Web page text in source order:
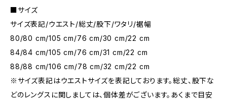
■サイズ
サイズ表記/ウエスト/総丈/股下/ワタリ/裾幅
80/80 cm/105 cm/76 cm/30 cm/22 cm
84/84 cm/105 cm/76 cm/31 cm/22 cm
88/88 cm/106 cm/78 cm/32 cm/22 cm
※サイズ表記はウエストサイズを表記しております。総丈、股下な
どのレングスに関しましては、個体差がございます。あくまで目安